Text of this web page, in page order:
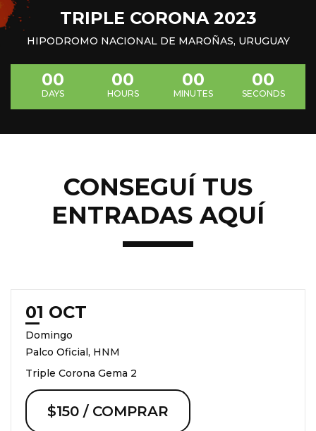
TRIPLE CORONA 2023
HIPODROMO NACIONAL DE MAROÑAS, URUGUAY
00
DAYS
00
HOURS
00
MINUTES
00
SECONDS
CONSEGUÍ TUS
ENTRADAS AQUÍ
01 OCT
Domingo
Palco Oficial, HNM
Triple Corona Gema 2
$150 / COMPRAR